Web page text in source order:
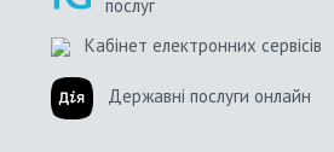
послуг
Кабінет електронних сервісів
Державні послуги онлайн